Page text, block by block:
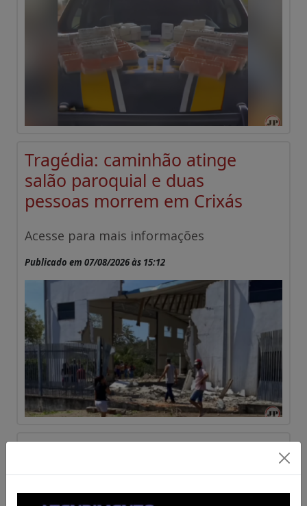
Tragédia: caminhão atinge
salão paroquial e duas
pessoas morrem em Crixás
Acesse para mais informações
Publicado em 07/08/2026 às 15:12
perigosas foge para mata
após cair de moto em Ceres